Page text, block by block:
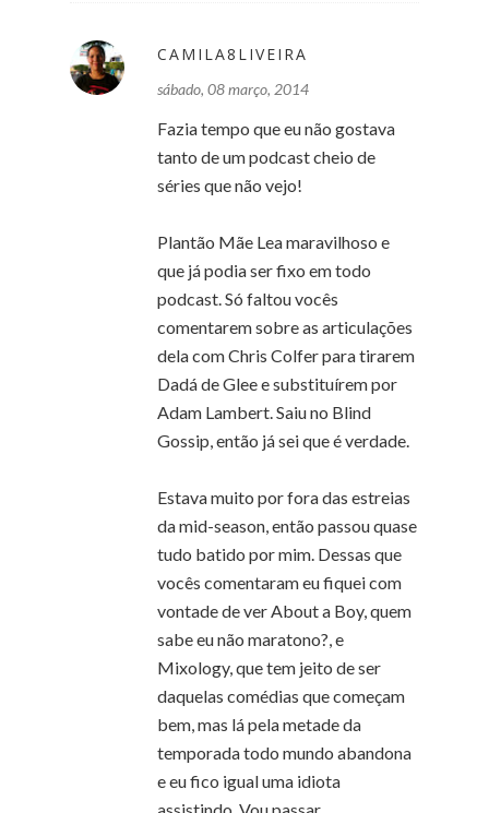
CAMILA8LIVEIRA
sábado, 08 março, 2014
Fazia tempo que eu não gostava
tanto de um podcast cheio de
séries que não vejo!
Plantão Mãe Lea maravilhoso e
que já podia ser fixo em todo
podcast. Só faltou vocês
comentarem sobre as articulações
dela com Chris Colfer para tirarem
Dadá de Glee e substituírem por
Adam Lambert. Saiu no Blind
Gossip, então já sei que é verdade.
Estava muito por fora das estreias
da mid-season, então passou quase
tudo batido por mim. Dessas que
vocês comentaram eu fiquei com
vontade de ver About a Boy, quem
sabe eu não maratono?, e
Mixology, que tem jeito de ser
daquelas comédias que começam
bem, mas lá pela metade da
temporada todo mundo abandona
e eu fico igual uma idiota
assistindo. Vou passar.